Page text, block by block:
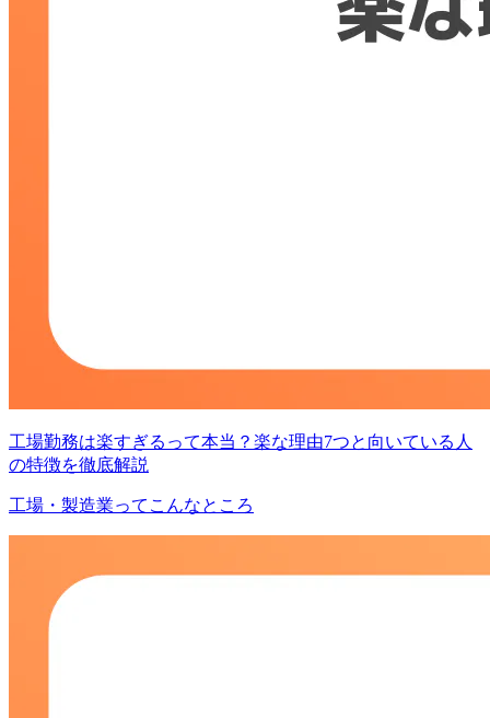
工場勤務は楽すぎるって本当？楽な理由7つと向いている人
の特徴を徹底解説
工場・製造業ってこんなところ